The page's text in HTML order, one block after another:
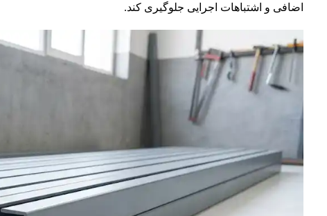
اضافی و اشتباهات اجرایی جلوگیری کند.